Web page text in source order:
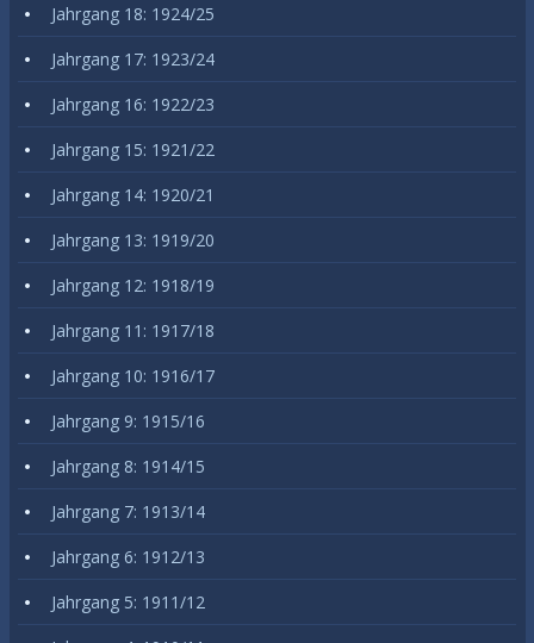
Jahrgang 18: 1924/25
Jahrgang 17: 1923/24
Jahrgang 16: 1922/23
Jahrgang 15: 1921/22
Jahrgang 14: 1920/21
Jahrgang 13: 1919/20
Jahrgang 12: 1918/19
Jahrgang 11: 1917/18
Jahrgang 10: 1916/17
Jahrgang 9: 1915/16
Jahrgang 8: 1914/15
Jahrgang 7: 1913/14
Jahrgang 6: 1912/13
Jahrgang 5: 1911/12